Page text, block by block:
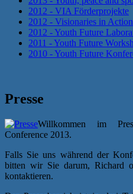
2012 - VIA Förderprojekte
2012 - Visionaries in
2012 - Youth Future
2011 - Youth Future
2010 - Youth Future
Presse
Willkommen im
Conference 2013.
Falls Sie uns während der
bitten wir Sie darum, Richard
kontaktieren.